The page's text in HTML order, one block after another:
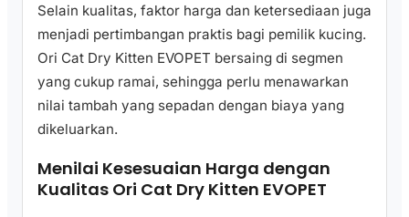
Selain kualitas, faktor harga dan ketersediaan juga
menjadi pertimbangan praktis bagi pemilik kucing.
Ori Cat Dry Kitten EVOPET bersaing di segmen
yang cukup ramai, sehingga perlu menawarkan
nilai tambah yang sepadan dengan biaya yang
dikeluarkan.
Menilai Kesesuaian Harga dengan
Kualitas Ori Cat Dry Kitten EVOPET